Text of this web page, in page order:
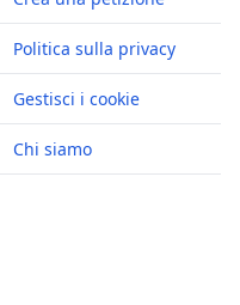
Politica sulla privacy
Gestisci i cookie
Chi siamo